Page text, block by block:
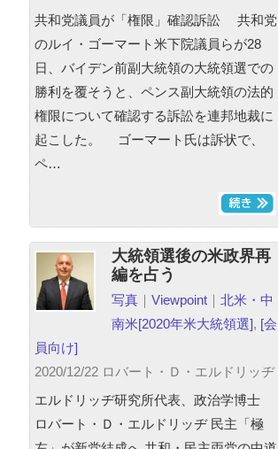
共和党議員が「権限」確認訴訟 共和党
のルイ・ゴーマート米下院議員らが28
日、バイデン前副大統領の大統領選での
勝利を覆そうと、ペンス副大統領の法的
権限について確認する訴訟を連邦地裁に
起こした。 ゴーマート氏は訴状で、
ペ…
大統領選後の米政界再
編を占う
写真 ｜ Viewpoint ｜ 北米・中
南米[2020年米大統領選], [会
員向け]
2020/12/22 ロバート・Ｄ・エルドリッヂ
エルドリッヂ研究所代表、政治学博士
ロバート・Ｄ・エルドリッヂ 民主「極